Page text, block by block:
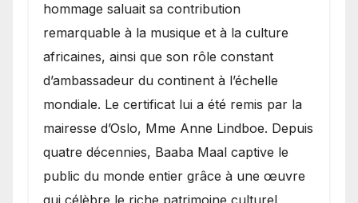
hommage saluait sa contribution
remarquable à la musique et à la culture
africaines, ainsi que son rôle constant
d’ambassadeur du continent à l’échelle
mondiale. Le certificat lui a été remis par la
mairesse d’Oslo, Mme Anne Lindboe. Depuis
quatre décennies, Baaba Maal captive le
public du monde entier grâce à une œuvre